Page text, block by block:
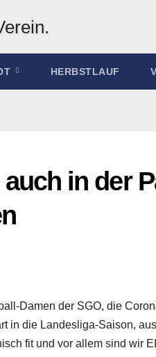
HERBSTLAUF
in der
Damen der SGO, die
in die Landesliga-Saison,
fit und vor allem sind wir